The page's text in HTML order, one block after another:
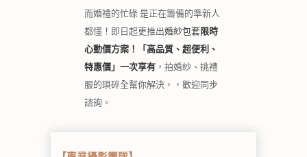
而婚禮的忙碌 是正在籌備的準新人
都懂！即日起更推出婚紗包套限時
心動價方案！「高品質、超便利、
特惠價」一次享有 ，拍婚紗、挑禮
服的瑣碎全幫你解決，，歡迎同步
諮詢。